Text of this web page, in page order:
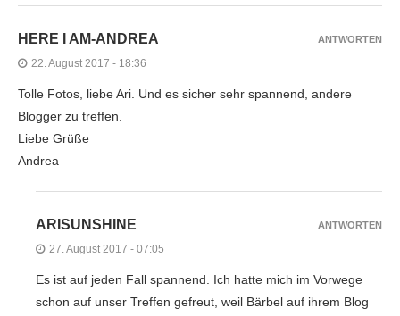
HERE I AM-ANDREA
22. August 2017 - 18:36
Tolle Fotos, liebe Ari. Und es sicher sehr spannend, andere
Blogger zu treffen.
Liebe Grüße
Andrea
ANTWORTEN
ARISUNSHINE
27. August 2017 - 07:05
Es ist auf jeden Fall spannend. Ich hatte mich im Vorwege
schon auf unser Treffen gefreut, weil Bärbel auf ihrem Blog
ANTWORTEN